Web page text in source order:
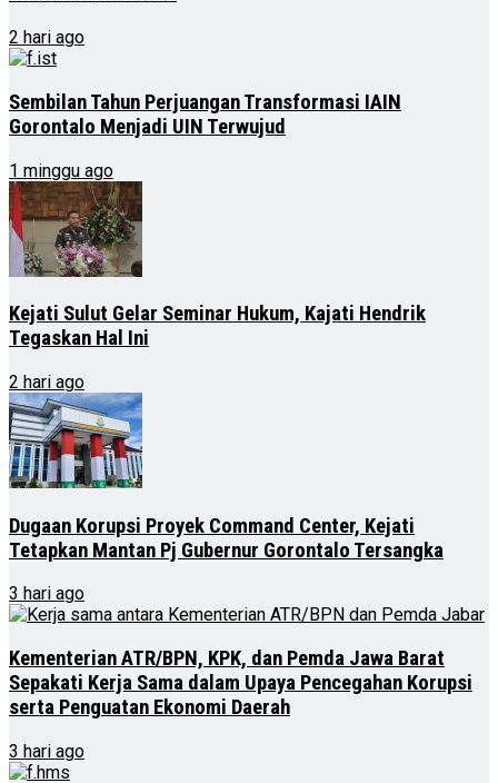
2 hari ago
Sembilan Tahun Perjuangan Transformasi IAIN
Gorontalo Menjadi UIN Terwujud
1 minggu ago
Kejati Sulut Gelar Seminar Hukum, Kajati Hendrik
Tegaskan Hal Ini
2 hari ago
Dugaan Korupsi Proyek Command Center, Kejati
Tetapkan Mantan Pj Gubernur Gorontalo Tersangka
3 hari ago
Kementerian ATR/BPN, KPK, dan Pemda Jawa Barat
Sepakati Kerja Sama dalam Upaya Pencegahan Korupsi
serta Penguatan Ekonomi Daerah
3 hari ago